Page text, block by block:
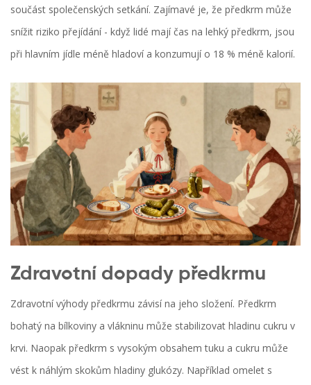
součást společenských setkání. Zajímavé je, že předkrm může
snížit riziko přejídání - když lidé mají čas na lehký předkrm, jsou
při hlavním jídle méně hladoví a konzumují o 18 % méně kalorií.
Zdravotní dopady předkrmu
Zdravotní výhody předkrmu závisí na jeho složení. Předkrm
bohatý na bílkoviny a vlákninu může stabilizovat hladinu cukru v
krvi. Naopak předkrm s vysokým obsahem tuku a cukru může
vést k náhlým skokům hladiny glukózy. Například omelet s